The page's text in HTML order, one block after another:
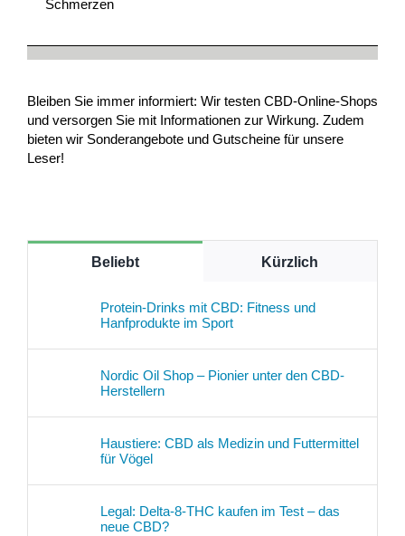
Schmerzen
Bleiben Sie immer informiert: Wir testen CBD-Online-Shops
und versorgen Sie mit Informationen zur Wirkung. Zudem
bieten wir Sonderangebote und Gutscheine für unsere
Leser!
Beliebt Kürzlich
Protein-Drinks mit CBD: Fitness und
Hanfprodukte im Sport
Nordic Oil Shop – Pionier unter den CBD-
Herstellern
Haustiere: CBD als Medizin und Futtermittel
für Vögel
Legal: Delta-8-THC kaufen im Test – das
neue CBD?